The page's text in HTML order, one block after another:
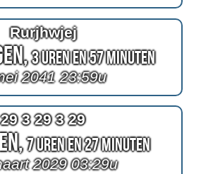
Rurjhwjej
3 Uren en 57 Minuten
2041 23:59u
29 3 29 3 29
7 Uren en 27 Minuten
2029 03:29u